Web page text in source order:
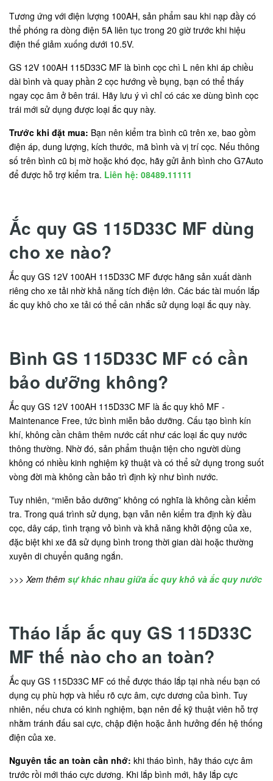
Tương ứng với điện lượng 100AH, sản phẩm sau khi nạp đầy có
thể phóng ra dòng điện 5A liên tục trong 20 giờ trước khi hiệu
điện thế giảm xuống dưới 10.5V.
GS 12V 100AH 115D33C MF là bình cọc chì L nên khi áp chiều
dài bình và quay phần 2 cọc hướng về bụng, bạn có thể thấy
ngay cọc âm ở bên trái. Hãy lưu ý vì chỉ có các xe dùng bình cọc
trái mới sử dụng được loại ắc quy này.
Trước khi đặt mua: Bạn nên kiểm tra bình cũ trên xe, bao gồm
điện áp, dung lượng, kích thước, mã bình và vị trí cọc. Nếu thông
số trên bình cũ bị mờ hoặc khó đọc, hãy gửi ảnh bình cho G7Auto
để được hỗ trợ kiểm tra. Liên hệ: 08489.11111
Ắc quy GS 115D33C MF dùng
cho xe nào?
Ắc quy GS 12V 100AH 115D33C MF được hãng sản xuất dành
riêng cho xe tải nhờ khả năng tích điện lớn. Các bác tài muốn lắp
ắc quy khô cho xe tải có thể cân nhắc sử dụng loại ắc quy này.
Bình GS 115D33C MF có cần
bảo dưỡng không?
Ắc quy GS 12V 100AH 115D33C MF là ắc quy khô MF -
Maintenance Free, tức bình miễn bảo dưỡng. Cấu tạo bình kín
khí, không cần châm thêm nước cất như các loại ắc quy nước
thông thường. Nhờ đó, sản phẩm thuận tiện cho người dùng
không có nhiều kinh nghiệm kỹ thuật và có thể sử dụng trong suốt
vòng đời mà không cần bảo trì định kỳ như bình nước.
Tuy nhiên, “miễn bảo dưỡng” không có nghĩa là không cần kiểm
tra. Trong quá trình sử dụng, bạn vẫn nên kiểm tra định kỳ đầu
cọc, dây cáp, tình trạng vỏ bình và khả năng khởi động của xe,
đặc biệt khi xe đã sử dụng bình trong thời gian dài hoặc thường
xuyên di chuyển quãng ngắn.
>>> Xem thêm sự khác nhau giữa ắc quy khô và ắc quy nước
Tháo lắp ắc quy GS 115D33C
MF thế nào cho an toàn?
Ắc quy GS 115D33C MF có thể được tháo lắp tại nhà nếu bạn có
dụng cụ phù hợp và hiểu rõ cực âm, cực dương của bình. Tuy
nhiên, nếu chưa có kinh nghiệm, bạn nên để kỹ thuật viên hỗ trợ
nhằm tránh đấu sai cực, chập điện hoặc ảnh hưởng đến hệ thống
điện của xe.
Nguyên tắc an toàn cần nhớ: khi tháo bình, hãy tháo cực âm
trước rồi mới tháo cực dương. Khi lắp bình mới, hãy lắp cực